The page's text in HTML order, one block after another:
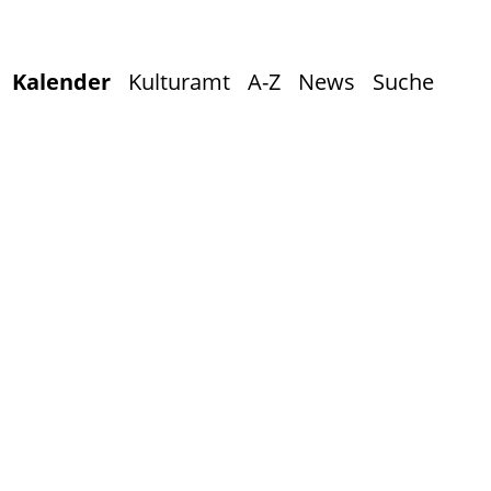
Kalender Kulturamt A-Z News Suche